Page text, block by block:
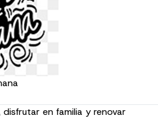
en familia y renovar